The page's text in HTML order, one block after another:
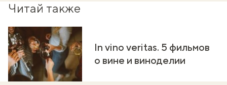
Читай также
In vino veritas. 5 фильмов
о вине и виноделии